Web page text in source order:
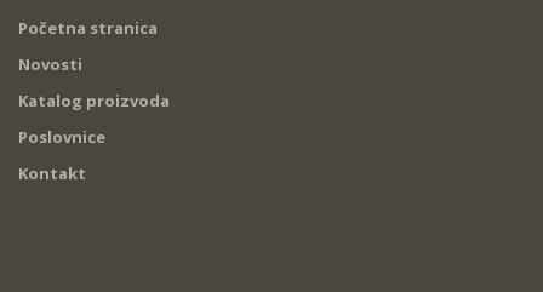
Početna stranica
Novosti
Katalog proizvoda
Poslovnice
Kontakt